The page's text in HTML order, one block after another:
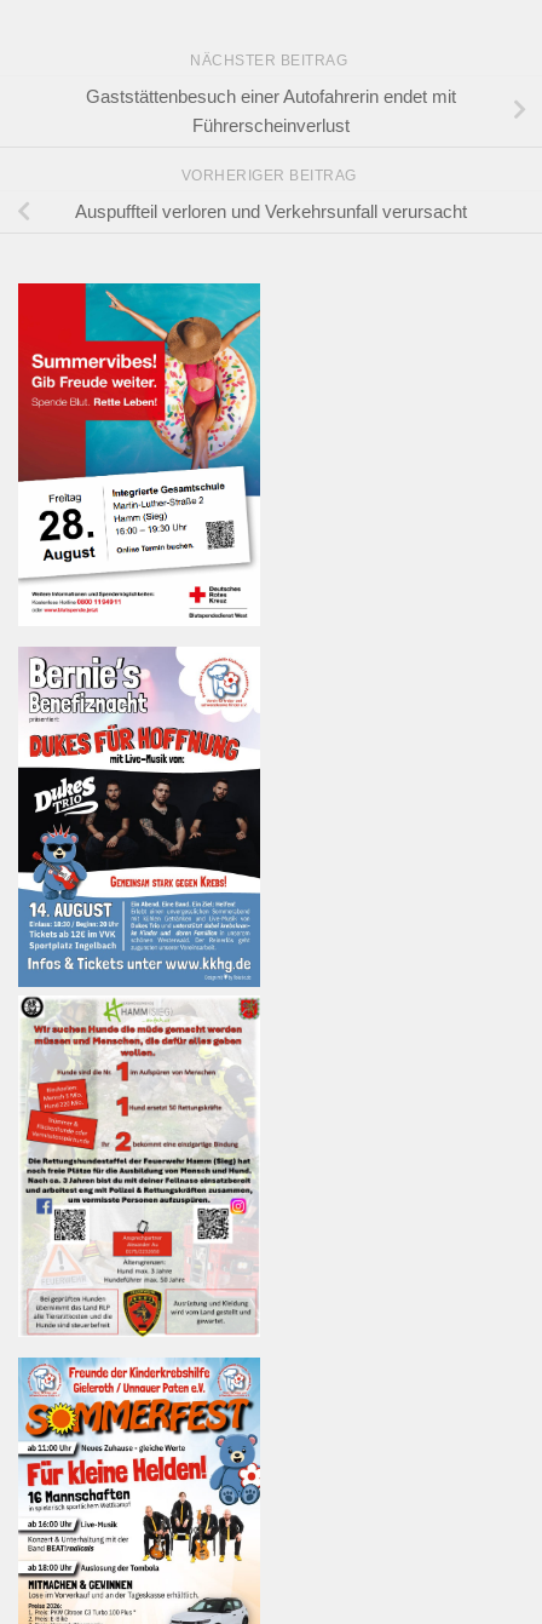
NÄCHSTER BEITRAG
Gaststättenbesuch einer Autofahrerin endet mit
Führerscheinverlust
VORHERIGER BEITRAG
Auspuffteil verloren und Verkehrsunfall verursacht